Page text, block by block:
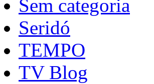
Sem categoria
Seridó
TEMPO
TV Blog